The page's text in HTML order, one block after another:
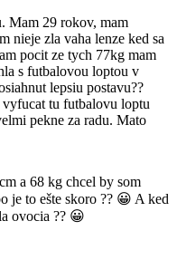
Mam 29 rokov, mam
nieje zla vaha lenze ked sa
pocit ze tych 77kg mam
s futbalovou loptou v
lepsiu postavu??
vyfucat tu futbalovu loptu
pekne za radu. Mato
a 68 kg chcel by som
je to ešte skoro ?? 😀 A ked
ovocia ?? 😀